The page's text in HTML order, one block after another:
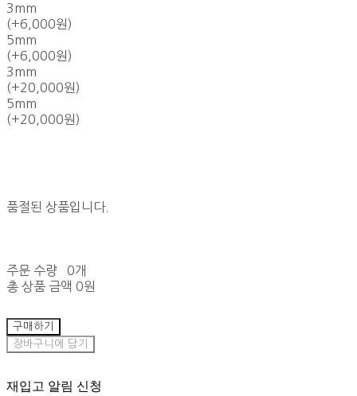
3mm
(+6,000원)
5mm
(+6,000원)
3mm
(+20,000원)
5mm
(+20,000원)
품절된 상품입니다.
주문 수량
0개
총 상품 금액 0원
구매하기
장바구니에 담기
재입고 알림 신청